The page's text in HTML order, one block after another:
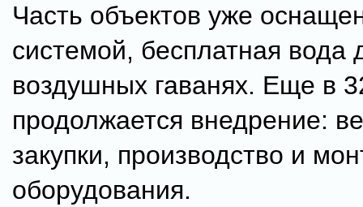
Часть объектов уже
системой, бесплатная вода
воздушных гаванях. Еще в
продолжается внедрение:
закупки, производство и
оборудования.